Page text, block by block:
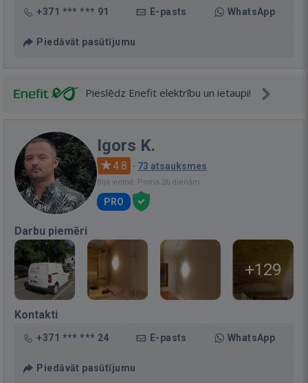
+371 *** *** 91 E-pasts WhatsApp
Piedāvāt pasūtījumu
Pieslēdz Enefit elektrību un ietaupi!
Igors K.
4.8 · 73 atsauksmes
Bija vietnē: Pirms 26 dienām
PRO
Darbu piemēri
+129
Kontakti
+371 *** *** 24 E-pasts WhatsApp
Piedāvāt pasūtījumu